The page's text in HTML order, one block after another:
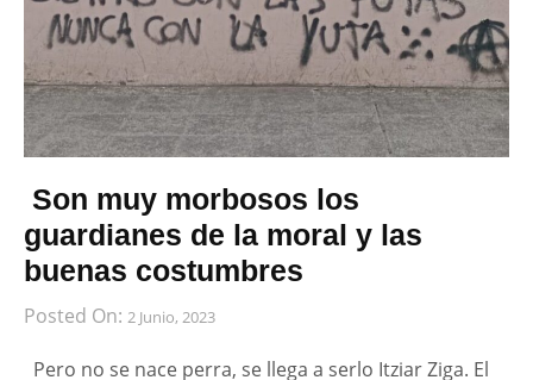
Son muy morbosos los
guardianes de la moral y las
buenas costumbres
Posted On: 2 Junio, 2023
Pero no se nace perra, se llega a serlo Itziar Ziga. El